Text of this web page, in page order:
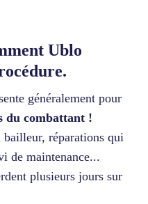
Ublo
généralement pour
du combattant !
réparations qui
de maintenance...
plusieurs jours sur